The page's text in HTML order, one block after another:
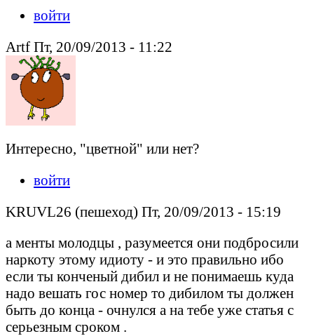
войти
Artf Пт, 20/09/2013 - 11:22
Интересно, "цветной" или нет?
войти
KRUVL26 (пешеход) Пт, 20/09/2013 - 15:19
а менты молодцы , разумеется они подбросили
наркоту этому идиоту - и это правильно ибо
если ты конченый дибил и не понимаешь куда
надо вешать гос номер то дибилом ты должен
быть до конца - очнулся а на тебе уже статья с
серьезным сроком .